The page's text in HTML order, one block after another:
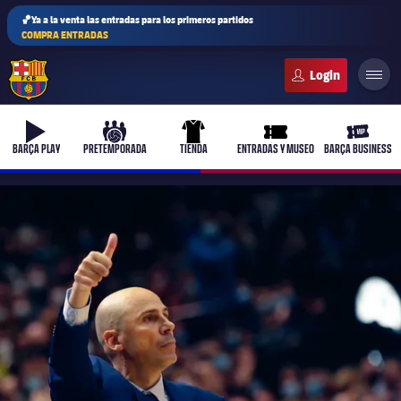
🏀Ya a la venta las entradas para los primeros partidos
COMPRA ENTRADAS
b-play
BARÇA PLAY
culers-ball
PRETEMPORADA
uniform
TIENDA
ticket-full
ENTRADAS Y MUSEO
ticket-
BARÇA BUSINESS